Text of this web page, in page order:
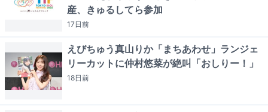
産、きゅるしてら参加
17日前
えびちゅう真山りか「まちあわせ」ランジェ
リーカットに仲村悠菜が絶叫「おしりー！」
18日前